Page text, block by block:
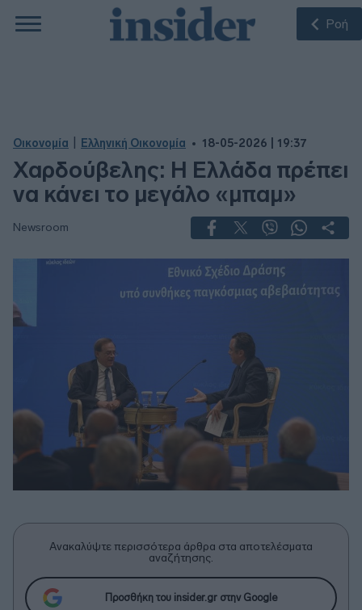
Ροή
Οικονομία Ελληνική Οικονομία 18-05-2026 | 19:37
Χαρδούβελης: Η Ελλάδα πρέπει
να κάνει το μεγάλο «μπαμ»
Newsroom
Ανακαλύψτε περισσότερα άρθρα στα αποτελέσματα
αναζήτησης.
Προσθήκη του insider.gr στην Google